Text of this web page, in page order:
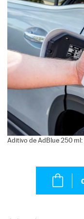
Aditivo de AdBlue 250 ml: